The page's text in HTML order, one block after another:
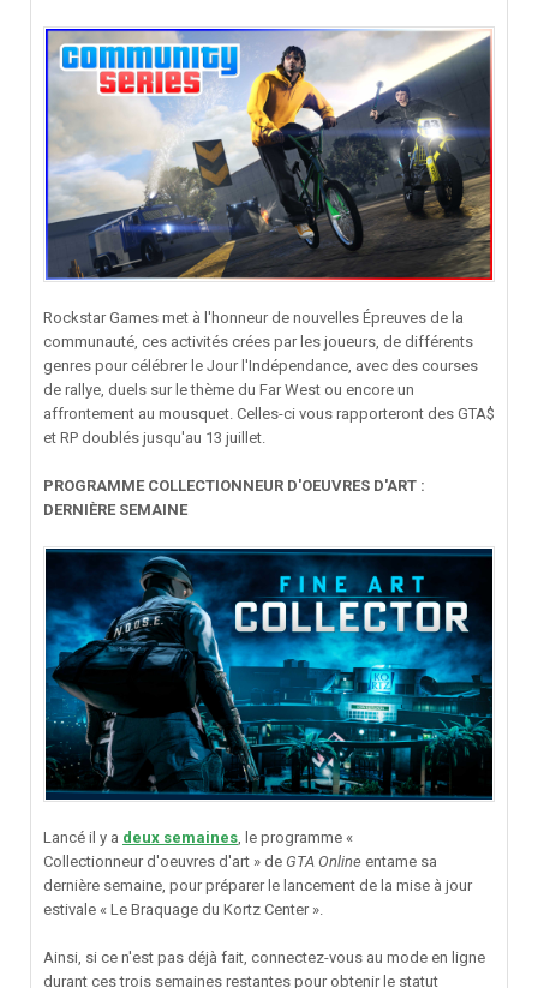
Rockstar Games met à l'honneur de nouvelles Épreuves de la
communauté, ces activités crées par les joueurs, de différents
genres pour célébrer le Jour l'Indépendance, avec des courses
de rallye, duels sur le thème du Far West ou encore un
affrontement au mousquet. Celles-ci vous rapporteront des GTA$
et RP doublés jusqu'au 13 juillet.
PROGRAMME COLLECTIONNEUR D'OEUVRES D'ART :
DERNIÈRE SEMAINE
Lancé il y a deux semaines, le programme «
Collectionneur d'oeuvres d'art » de GTA Online entame sa
dernière semaine, pour préparer le lancement de la mise à jour
estivale « Le Braquage du Kortz Center ».
Ainsi, si ce n'est pas déjà fait, connectez-vous au mode en ligne
durant ces trois semaines restantes pour obtenir le statut